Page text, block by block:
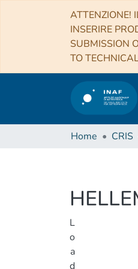
ATTENZIONE!
INSERIRE
SUBMISSION
TO
Home CRIS
L
o
a
d